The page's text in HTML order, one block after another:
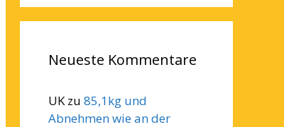
Neueste Kommentare
UKzu 85,1kg und
Abnehmen wie an der